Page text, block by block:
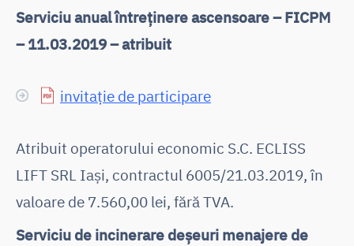
Serviciu anual întreținere ascensoare – FICPM
– 11.03.2019 – atribuit
invitație de participare
Atribuit operatorului economic S.C. ECLISS
LIFT SRL Iași, contractul 6005/21.03.2019, în
valoare de 7.560,00 lei, fără TVA.
Serviciu de incinerare deșeuri menajere de